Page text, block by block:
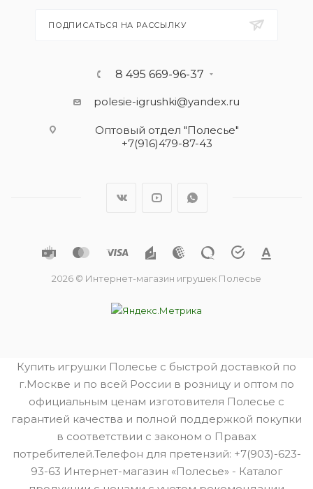
ПОДПИСАТЬСЯ НА РАССЫЛКУ
8 495 669-96-37
polesie-igrushki@yandex.ru
Оптовый отдел "Полесье"
+7(916)479-87-43
2026 © Интернет-магазин игрушек Полесье
Купить игрушки Полесье с быстрой доставкой по
г.Москве и по всей России в розницу и оптом по
официальным ценам изготовителя Полесье с
гарантией качества и полной поддержкой покупки
в соответствии с законом о Правах
потребителей.Телефон для претензий: +7(903)-623-
93-63 Интернет-магазин «Полесье» - Каталог